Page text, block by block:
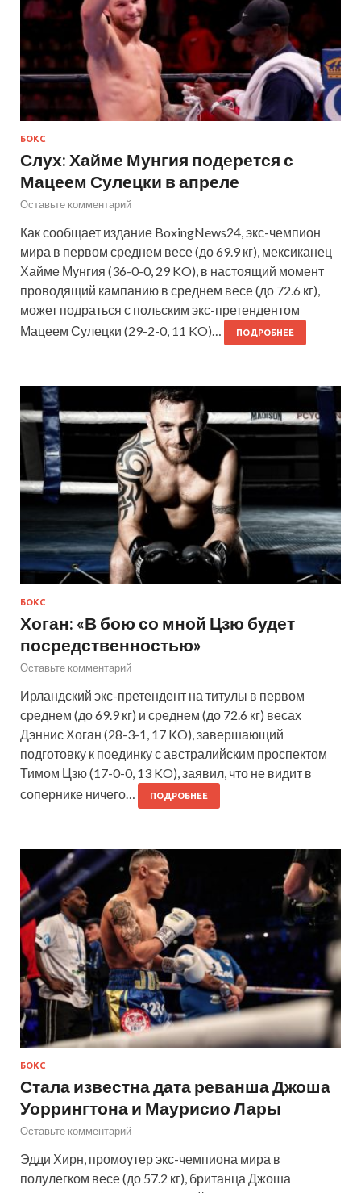
БОКС
Слух: Хайме Мунгия подерется с
Мацеем Сулецки в апреле
Оставьте комментарий
Как сообщает издание BoxingNews24, экс-чемпион
мира в первом среднем весе (до 69.9 кг), мексиканец
Хайме Мунгия (36-0-0, 29 KO), в настоящий момент
проводящий кампанию в среднем весе (до 72.6 кг),
может подраться с польским экс-претендентом
Мацеем Сулецки (29-2-0, 11 KO)…
ПОДРОБНЕЕ
БОКС
Хоган: «В бою со мной Цзю будет
посредственностью»
Оставьте комментарий
Ирландский экс-претендент на титулы в первом
среднем (до 69.9 кг) и среднем (до 72.6 кг) весах
Дэннис Хоган (28-3-1, 17 KO), завершающий
подготовку к поединку с австралийским проспектом
Тимом Цзю (17-0-0, 13 KO), заявил, что не видит в
сопернике ничего…
ПОДРОБНЕЕ
БОКС
Стала известна дата реванша Джоша
Уоррингтона и Маурисио Лары
Оставьте комментарий
Эдди Хирн, промоутер экс-чемпиона мира в
полулегком весе (до 57.2 кг), британца Джоша